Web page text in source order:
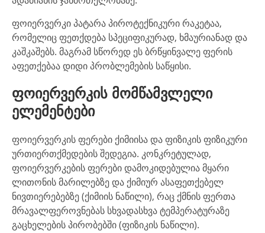
ფოიერვერკი პატარა პიროტექნიკური რაკეტაა,
რომელიც ფეთქდება სპეციფიკურად, ხმაურიანად და
კაშკაშებს. მაგრამ სწორედ ეს ბრწყინვალე ფერის
აფეთქებაა დიდი პრობლემების საწყისი.
ფოიერვერკის მომწამვლელი
ელემენტები
ფოიერვერკის ფერები ქიმიისა და ფიზიკის ფიზიკური
ურთიერთქმედების შედეგია. კონკრეტულად,
ფოიერვერკების ფერები დამოკიდებულია მყარი
ლითონის მარილებზე და ქიმიურ ასაფეთქებელ
ნივთიერებებზე (ქიმიის ნაწილი), რაც ქმნის ფერთა
მრავალფეროვნებას სხვადასხვა ტემპერატურაზე
გაცხელების პირობებში (ფიზიკის ნაწილი).